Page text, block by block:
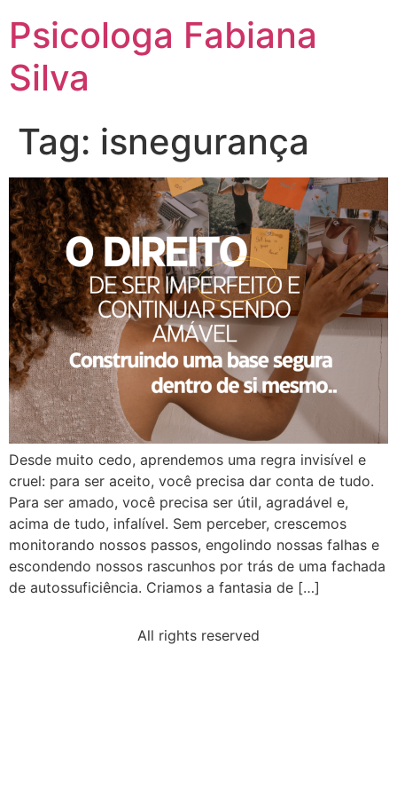
Psicologa Fabiana
Silva
Tag: isnegurança
Desde muito cedo, aprendemos uma regra invisível e
cruel: para ser aceito, você precisa dar conta de tudo.
Para ser amado, você precisa ser útil, agradável e,
acima de tudo, infalível. Sem perceber, crescemos
monitorando nossos passos, engolindo nossas falhas e
escondendo nossos rascunhos por trás de uma fachada
de autossuficiência. Criamos a fantasia de […]
All rights reserved